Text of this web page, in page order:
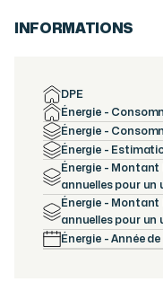
INFORMATIONS
DPE
Énergie -
Énergie -
Énergie -
Énergie - Montant
annuelles pour un
Énergie - Montant
annuelles pour un
Énergie - Année